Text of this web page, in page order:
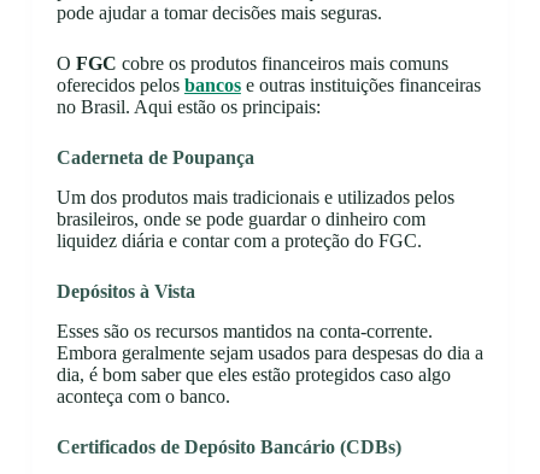
pode ajudar a tomar decisões mais seguras.
O FGC cobre os produtos financeiros mais comuns
oferecidos pelos bancose outras instituições financeiras
no Brasil. Aqui estão os principais:
Caderneta de Poupança
Um dos produtos mais tradicionais e utilizados pelos
brasileiros, onde se pode guardar o dinheiro com
liquidez diária e contar com a proteção do FGC.
Depósitos à Vista
Esses são os recursos mantidos na conta-corrente.
Embora geralmente sejam usados para despesas do dia a
dia, é bom saber que eles estão protegidos caso algo
aconteça com o banco.
Certificados de Depósito Bancário (CDBs)